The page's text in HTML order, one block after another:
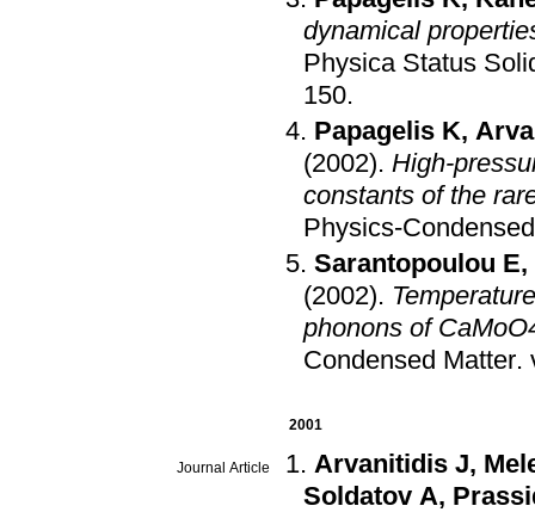
dynamical
Physica Status
150.
Papagelis K,
(2002). High-
constants of the
Physics-
Sarantopoulou E,
(2002).
phonons of
Condensed Matter.
2001
Journal Article Arvanitidis J,
Soldatov A,